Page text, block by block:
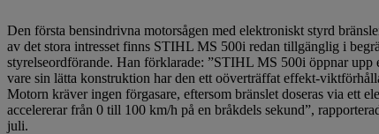
Den första bensindrivna motorsågen med elektroniskt styrd
av det stora intresset finns STIHL MS 500i redan tillgänglig i
styrelseordförande. Han förklarade: ”STIHL MS 500i öppnar
vare sin lätta konstruktion har den ett oöverträffat effekt-
Motorn kräver ingen förgasare, eftersom bränslet doseras via ett
accelererar från 0 till 100 km/h på en bråkdels sekund”,
juli.